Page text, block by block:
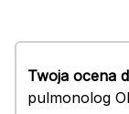
Twoja ocena
pulmonolog